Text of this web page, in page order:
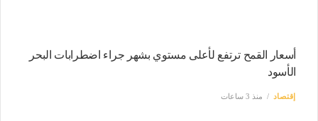
أسعار القمح ترتفع لأعلى مستوي بشهر جراء اضطرابات البحر
الأسود
إقتصاد منذ 3 ساعات